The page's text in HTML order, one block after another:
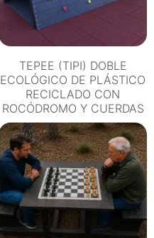
TEPEE (TIPI) DOBLE
ECOLÓGICO DE PLÁSTICO
RECICLADO CON
ROCÓDROMO Y CUERDAS